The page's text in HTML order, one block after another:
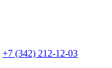
+7 (342) 212-12-03